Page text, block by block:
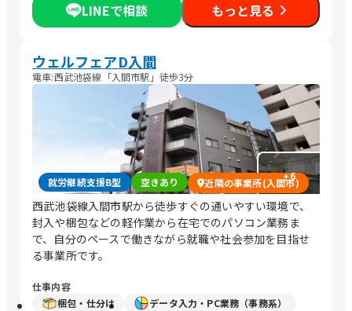
LINEで相談 もっと見る
ウェルフェアD入間
電車:西武池袋線「入間市駅」徒歩3分
+6
就労継続支援B型 空きあり 近隣の事業所(入間市)
西武池袋線入間市駅から徒歩すぐの通いやすい環境で、
封入や梱包などの軽作業から在宅でのパソコン業務ま
で、自分のペースで働きながら就職や社会参加を目指せ
る事業所です。
仕事内容
梱包・仕分け
データ入力・PC業務（事務系）